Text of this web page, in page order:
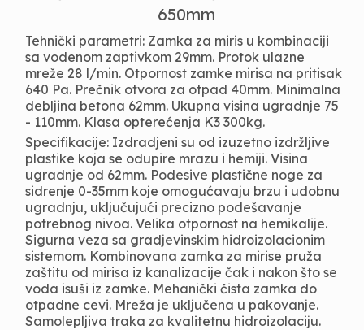
650mm
Tehnički parametri: Zamka za miris u kombinaciji
sa vodenom zaptivkom 29mm. Protok ulazne
mreže 28 l/min. Otpornost zamke mirisa na pritisak
640 Pa. Prečnik otvora za otpad 40mm. Minimalna
debljina betona 62mm. Ukupna visina ugradnje 75
- 110mm. Klasa opterećenja K3 300kg.
Specifikacije: Izdradjeni su od izuzetno izdržljive
plastike koja se odupire mrazu i hemiji. Visina
ugradnje od 62mm. Podesive plastične noge za
sidrenje 0-35mm koje omogućavaju brzu i udobnu
ugradnju, uključujući precizno podešavanje
potrebnog nivoa. Velika otpornost na hemikalije.
Sigurna veza sa gradjevinskim hidroizolacionim
sistemom. Kombinovana zamka za mirise pruža
zaštitu od mirisa iz kanalizacije čak i nakon što se
voda isuši iz zamke. Mehanički čista zamka do
otpadne cevi. Mreža je uključena u pakovanje.
Samolepljiva traka za kvalitetnu hidroizolaciju.